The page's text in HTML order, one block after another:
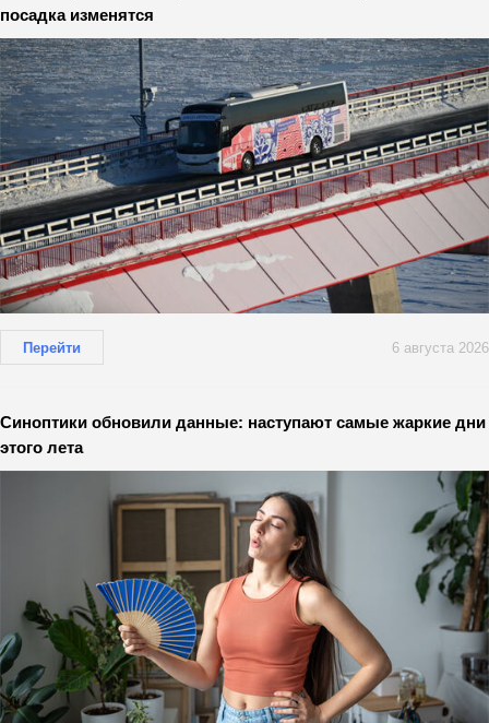
посадка изменятся
Перейти 6 августа 2026
Синоптики обновили данные: наступают самые жаркие дни
этого лета